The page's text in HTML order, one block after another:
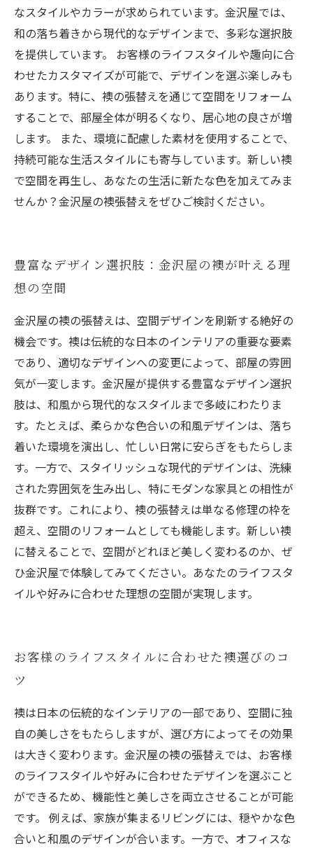
なスタイルやカラーが求められています。金沢屋では、
和の落ち着きから現代的なデザインまで、多彩な選択肢
を提供しています。 お客様のライフスタイルや趣向に合
わせたカスタマイズが可能で、デザインを選ぶ楽しみも
あります。特に、襖の張替えを通じて空間をリフォーム
することで、部屋全体が明るくなり、居心地の良さが増
します。 また、環境に配慮した素材を使用することで、
持続可能な生活スタイルにも寄与しています。新しい襖
で空間を再生し、あなたの生活に新たな色を加えてみま
せんか？金沢屋の襖張替えをぜひご検討ください。
豊富なデザイン選択肢：金沢屋の襖が叶える理
想の空間
金沢屋の襖の張替えは、空間デザインを刷新する絶好の
機会です。襖は伝統的な日本のインテリアの重要な要素
であり、適切なデザインへの変更によって、部屋の雰囲
気が一変します。金沢屋が提供する豊富なデザイン選択
肢は、和風から現代的なスタイルまで多岐にわたりま
す。たとえば、柔らかな色合いの和風デザインは、落ち
着いた環境を演出し、忙しい日常に安らぎをもたらしま
す。一方で、スタイリッシュな現代的デザインは、洗練
された雰囲気を生み出し、特にモダンな家具との相性が
抜群です。これにより、襖の張替えは単なる修理の枠を
超え、空間のリフォームとしても機能します。新しい襖
に替えることで、空間がどれほど美しく変わるのか、ぜ
ひ金沢屋で体験してみてください。あなたのライフスタ
イルや好みに合わせた理想の空間が実現します。
お客様のライフスタイルに合わせた襖選びのコ
ツ
襖は日本の伝統的なインテリアの一部であり、空間に独
自の美しさをもたらしますが、選び方によってその効果
は大きく変わります。金沢屋の襖の張替えでは、お客様
のライフスタイルや好みに合わせたデザインを選ぶこと
ができるため、機能性と美しさを両立させることが可能
です。 例えば、家族が集まるリビングには、穏やかな色
合いと和風のデザインが合います。一方で、オフィスな